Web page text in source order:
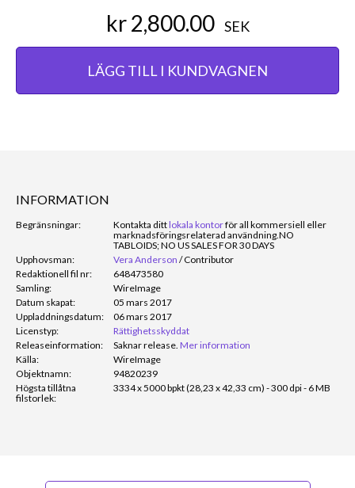
kr 2,800.00 SEK
LÄGG TILL I KUNDVAGNEN
INFORMATION
Begränsningar: Kontakta dittlokala kontorför all kommersiell eller
marknadsföringsrelaterad användning.NO
TABLOIDS; NO US SALES FOR 30 DAYS
Upphovsman:
Vera Anderson /Contributor
Redaktionell fil nr:
648473580
Samling:
WireImage
Datum skapat:
05 mars 2017
Uppladdningsdatum:
06 mars 2017
Licenstyp:
Rättighetsskyddat
Releaseinformation:
Saknar release. Mer information
Källa:
WireImage
Objektnamn:
94820239
Högsta tillåtna
filstorlek:
3334 x 5000 bpkt (28,23 x 42,33 cm) - 300 dpi - 6 MB